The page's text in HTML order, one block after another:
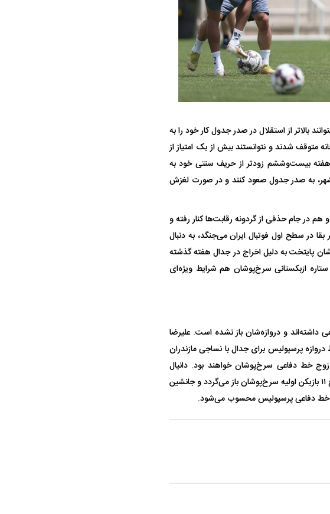
بالاتر از استقلال در صدر جدول کار خود را به
متوقف شدند و نتوانستند بیش از یک امتیاز از
هفته بیست‌وششم زودتر از حریف سنتی خود به
به صدر جدول صعود کنند و در صورت لغزش
در جام حذفی از گردونه رقابت‌ها کنار رفته و
در سطح اول فوتبال ایران می‌جنگد، به دنبال
پایتخت به دلیل اخراج در جدال هفته گذشته
ازبکستانی سرخ‌پوشان هم شرایط ویژه‌ای
فاز دفاعی داشته‌اند و دروازه‌شان باز نشده است. علیرضا
پرسپولیس برای جدال با نساجی مازندران
خط دفاعی سرخ‌پوشان خواهند بود. دانیال
اسماعیلی‌فر بعد از یک بازی غیبت در ترکیب اصلی پرسپولیس، احتمالاً امروز به جمع ۱۱ بازیکن اولیه سرخ‌پوشان باز می‌گردد و جانشین
خط دفاعی پرسپولیس محسوب می‌شود.
مرگبارتر پهپادهای ایرانی | پهپاد انتحاری
جدید ایران چیست؟